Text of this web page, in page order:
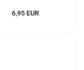
6,95 EUR